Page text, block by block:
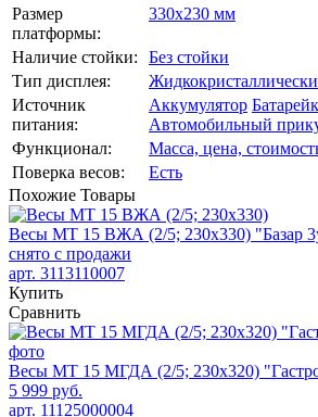
Размер
платформы:
330х230 мм
Наличие стойки:
Без стойки
Тип дисплея:
Источник
питания:
Аккумулятор
Автомобильный
Функционал:
Масса, цена,
Поверка весов:
Есть
Похожие Товары
Весы МТ 15 ВЖА (2/5; 230х330) "Базар
снято с продажи
арт. 3113110007
Купить
Сравнить
Весы МТ 15 МГДА (2/5; 230х320)
5 999 руб.
арт. 11125000004